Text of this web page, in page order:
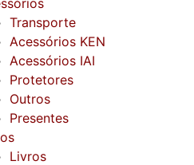
Transporte
Acessórios KEN
Acessórios IAI
Protetores
Outros
Presentes
Livros